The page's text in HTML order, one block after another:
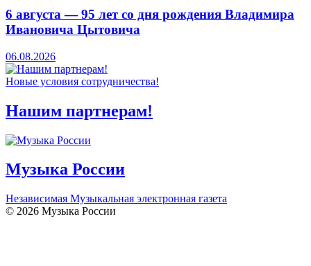
6 августа — 95 лет со дня рождения Владимира
Ивановича Цытовича
06.08.2026
Новые условия сотрудничества!
Нашим партнерам!
Музыка России
Независимая Музыкальная электронная газета
© 2026 Музыка России